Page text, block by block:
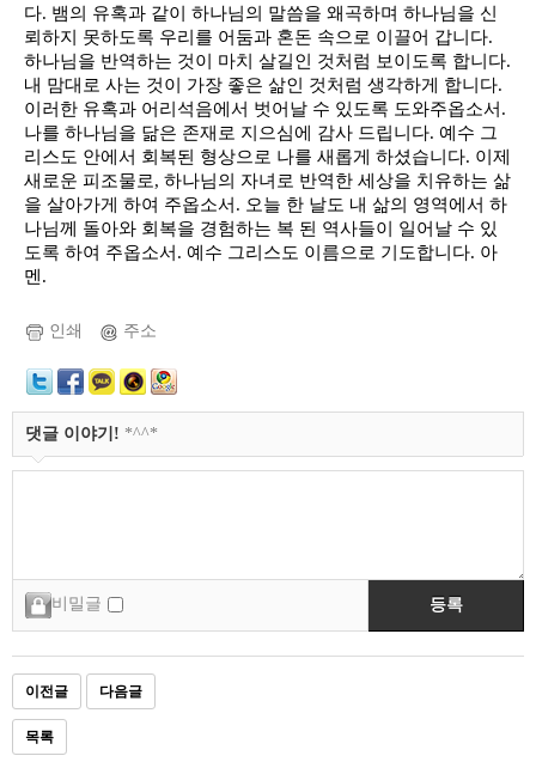
다. 뱀의 유혹과 같이 하나님의 말씀을 왜곡하며 하나님을 신
뢰하지 못하도록 우리를 어둠과 혼돈 속으로 이끌어 갑니다.
하나님을 반역하는 것이 마치 살길인 것처럼 보이도록 합니다.
내 맘대로 사는 것이 가장 좋은 삶인 것처럼 생각하게 합니다.
이러한 유혹과 어리석음에서 벗어날 수 있도록 도와주옵소서.
나를 하나님을 닮은 존재로 지으심에 감사 드립니다. 예수 그
리스도 안에서 회복된 형상으로 나를 새롭게 하셨습니다. 이제
새로운 피조물로, 하나님의 자녀로 반역한 세상을 치유하는 삶
을 살아가게 하여 주옵소서. 오늘 한 날도 내 삶의 영역에서 하
나님께 돌아와 회복을 경험하는 복 된 역사들이 일어날 수 있
도록 하여 주옵소서. 예수 그리스도 이름으로 기도합니다. 아
멘.
인쇄 주소
댓글 이야기! *^^*
비밀글 등록
이전글 다음글
목록